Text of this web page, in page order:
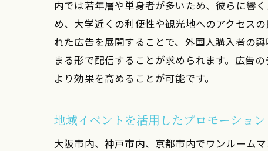
内では若年層や単身者が多いため、彼らに響
め、大学近くの利便性や観光地へのアクセス
れた広告を展開することで、外国人購入者の
まる形で配信することが求められます。広告
より効果を高めることが可能です。
地域イベントを活用したプロモーション
大阪市内、神戸市内、京都市内でワンルーム